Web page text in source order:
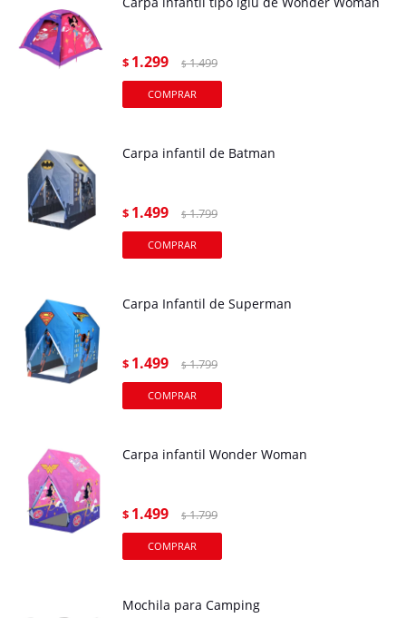
$ 1.299 $ 1.499
Carpa infantil de Batman
$ 1.499 $ 1.799
Carpa Infantil de Superman
$ 1.499 $ 1.799
Carpa infantil Wonder Woman
$ 1.499 $ 1.799
Mochila para Camping